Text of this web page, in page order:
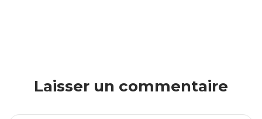
Laisser un commentaire